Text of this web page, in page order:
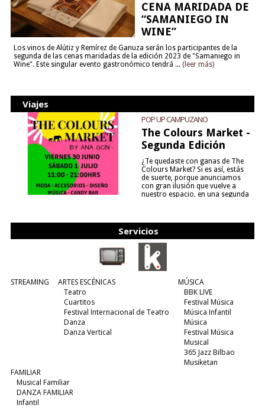
CENA MARIDADA DE
“SAMANIEGO IN
WINE”
Los vinos de Alútiz y Remírez de Ganuza serán los participantes de la
segunda de las cenas maridadas de la edición 2023 de "Samaniego in
Wine". Este singular evento gastronómico tendrá ... (leer más)
Viajes
POP UP CAMPUZANO
The Colours Market -
Segunda Edición
¿Te quedaste con ganas de The
Colours Market? Si es así, estás
de suerte, porque anunciamos
con gran ilusión que vuelve a
nuestro espacio, en una segunda
Servicios
STREAMING
ARTES ESCÉNICAS
Teatro
Cuartitos
Festival Internacional de Teatro
Danza
Danza Vertical
MÚSICA
BBK LIVE
Festival Música
Música Infantil
Música
Festival Música
Musical
365 Jazz Bilbao
Musiketan
FAMILIAR
Musical Familiar
DANZA FAMILIAR
Infantil